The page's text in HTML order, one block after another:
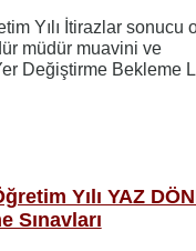
Yılı İtirazlar sonucu
müdür muavini ve
Değiştirme Bekleme
Yılı YAZ
Sınavları